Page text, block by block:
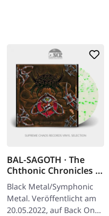
BAL-SAGOTH · The
Chthonic Chronicles |
CLEAR/GREEN 2LP
Black Metal/Symphonic
Metal. Veröffentlicht am
20.05.2022, auf Back On